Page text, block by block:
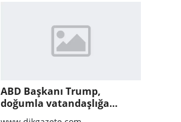
ABD Başkanı Trump,
doğumla vatandaşlığa
yönelik kısıtlamaları